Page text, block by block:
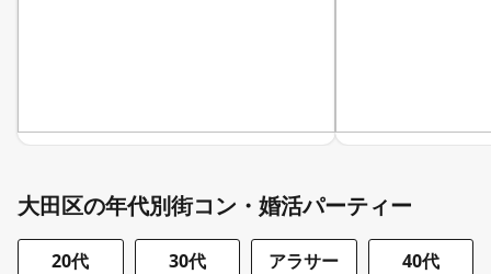
大田区の年代別街コン・婚活パーティー
20代 30代 アラサー 40代